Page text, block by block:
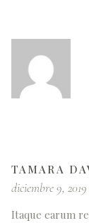
TAMARA
diciembre 9, 2019
Itaque earum